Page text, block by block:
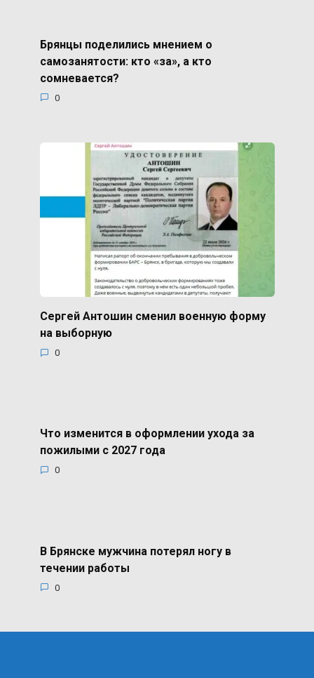
Брянцы поделились мнением о
самозанятости: кто «за», а кто
сомневается?
0
Сергей Антошин сменил военную форму
на выборную
0
Что изменится в оформлении ухода за
пожилыми с 2027 года
0
В Брянске мужчина потерял ногу в
течении работы
0